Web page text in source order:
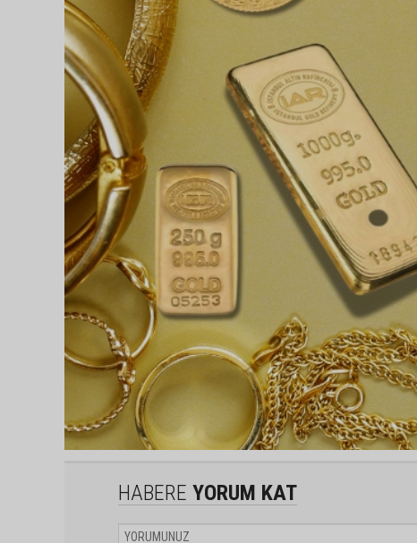
HABERE YORUM KAT